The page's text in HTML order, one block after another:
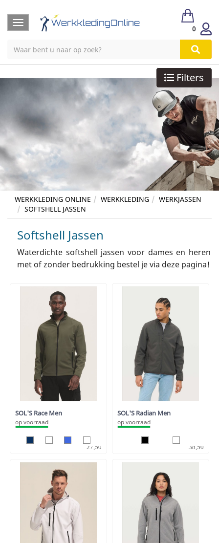
Toggle
navigation
0
WERKKLEDING ONLINE WERKKLEDING
WERKJASSEN
SOFTSHELL JASSEN
Filters
Softshell Jassen
Waterdichte softshell jassen voor dames en heren
met of zonder bedrukking bestel je via deze pagina!
SOL'S Race Men
op voorraad
22,73
27,50
SOL'S Radian Men
op voorraad
38,50